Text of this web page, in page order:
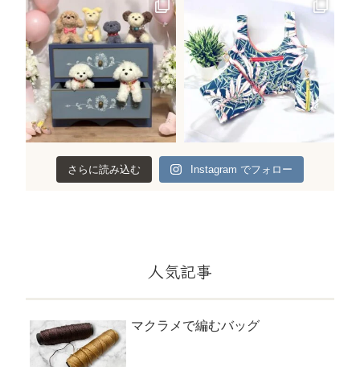
さらに読み込む Instagram でフォロー
人気記事
マクラメで編むバッグ